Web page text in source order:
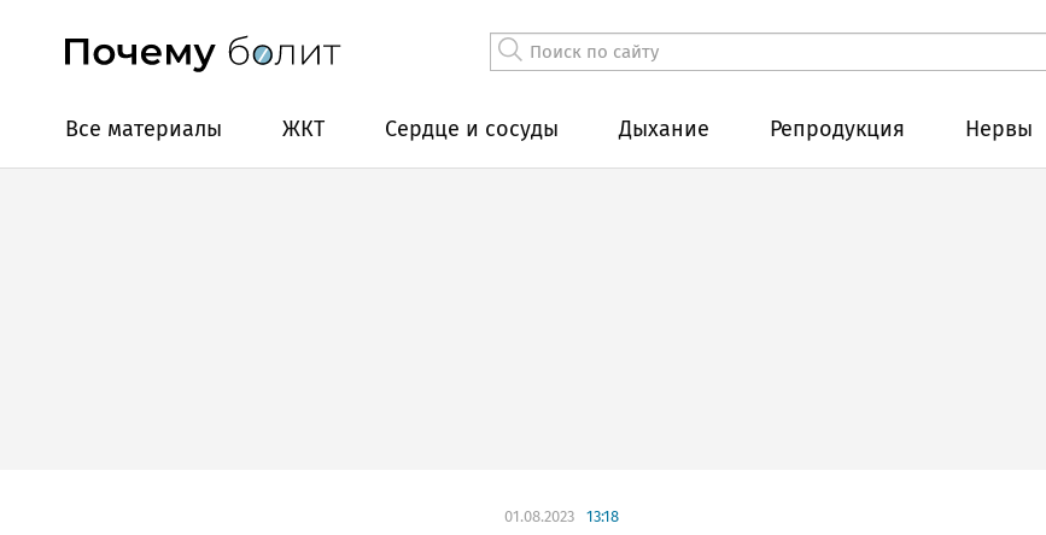
Все материалы ЖКТ Сердце и сосуды Дыхание Репродукция Нервы
01.08.2023 13:18